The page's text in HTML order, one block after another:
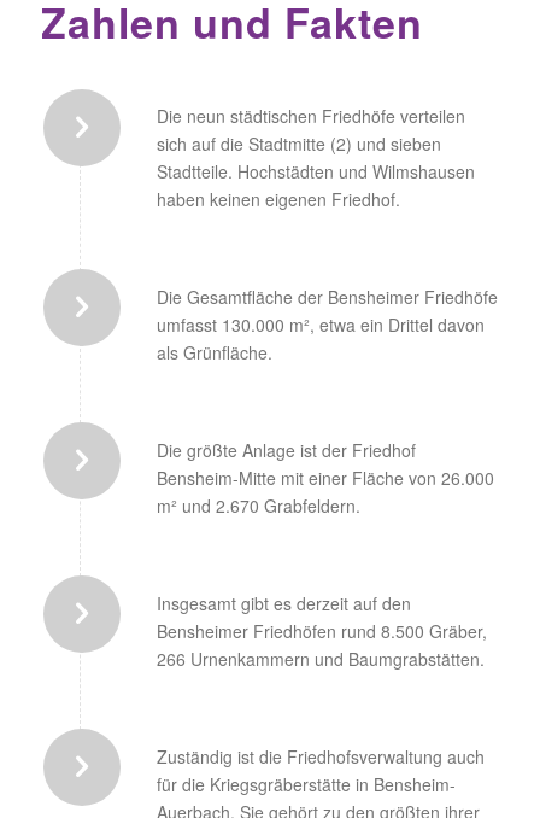
Zahlen und Fakten
Die neun städtischen Friedhöfe verteilen
sich auf die Stadtmitte (2) und sieben
Stadtteile. Hochstädten und Wilmshausen
haben keinen eigenen Friedhof.
Die Gesamtfläche der Bensheimer Friedhöfe
umfasst 130.000 m², etwa ein Drittel davon
als Grünfläche.
Die größte Anlage ist der Friedhof
Bensheim-Mitte mit einer Fläche von 26.000
m² und 2.670 Grabfeldern.
Insgesamt gibt es derzeit auf den
Bensheimer Friedhöfen rund 8.500 Gräber,
266 Urnenkammern und Baumgrabstätten.
Zuständig ist die Friedhofsverwaltung auch
für die Kriegsgräberstätte in Bensheim-
Auerbach. Sie gehört zu den größten ihrer